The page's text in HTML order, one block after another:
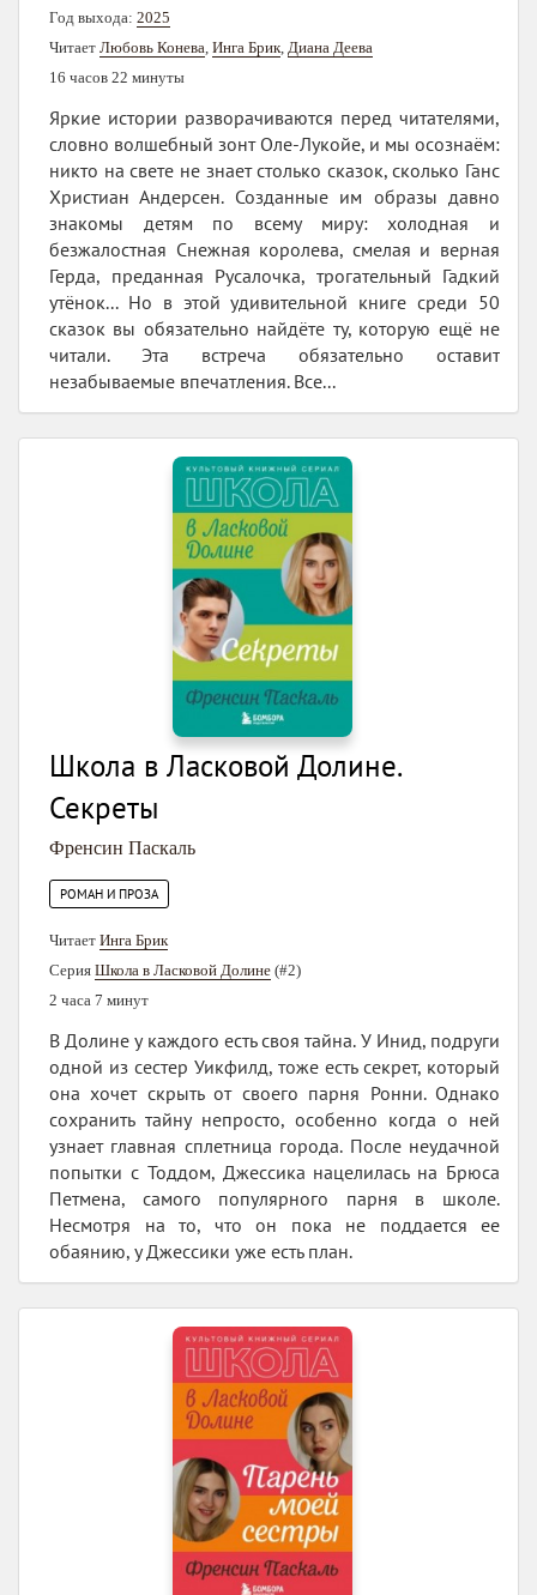
Год выхода: 2025
Читает Любовь Конева Инга Брик Диана Деева
16 часов 22 минуты
Яркие истории разворачиваются перед читателями,
словно волшебный зонт Оле-Лукойе, и мы осознаём:
никто на свете не знает столько сказок, сколько Ганс
Христиан Андерсен. Созданные им образы давно
знакомы детям по всему миру: холодная и
безжалостная Снежная королева, смелая и верная
Герда, преданная Русалочка, трогательный Гадкий
утёнок... Но в этой удивительной книге среди 50
сказок вы обязательно найдёте ту, которую ещё не
читали. Эта встреча обязательно оставит
незабываемые впечатления. Все...
Школа в Ласковой Долине.
Секреты
Френсин Паскаль
РОМАН И ПРОЗА
Читает Инга Брик
Серия Школа в Ласковой Долине (#2)
2 часа 7 минут
В Долине у каждого есть своя тайна. У Инид, подруги
одной из сестер Уикфилд, тоже есть секрет, который
она хочет скрыть от своего парня Ронни. Однако
сохранить тайну непросто, особенно когда о ней
узнает главная сплетница города. После неудачной
попытки с Тоддом, Джессика нацелилась на Брюса
Петмена, самого популярного парня в школе.
Несмотря на то, что он пока не поддается ее
обаянию, у Джессики уже есть план.